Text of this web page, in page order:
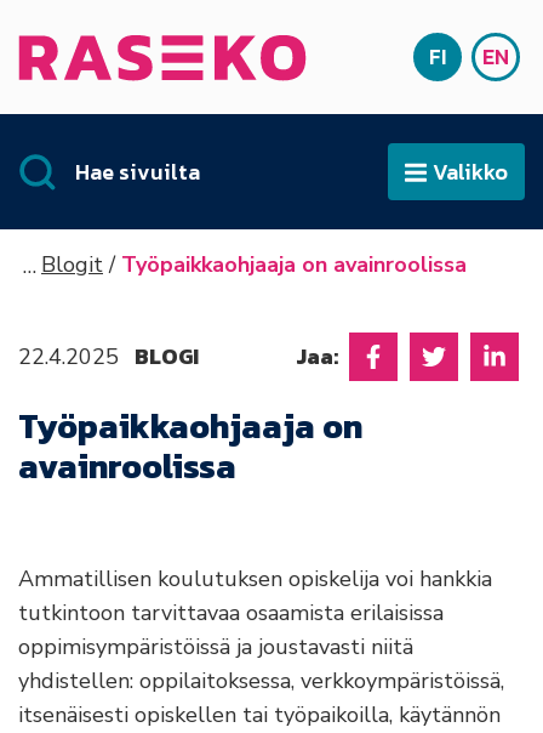
Etusivu SUOMI
FI EN
Hae sivuilta AvaaValikko
Blogit Työpaikkaohjaaja on avainroolissa
22.4.2025 BLOGI Jaa: Jaa Facebookissa
Jaa Jaa
Työpaikkaohjaaja on
avainroolissa
Ammatillisen koulutuksen opiskelija voi hankkia
tutkintoon tarvittavaa osaamista erilaisissa
oppimisympäristöissä ja joustavasti niitä
yhdistellen: oppilaitoksessa, verkkoympäristöissä,
itsenäisesti opiskellen tai työpaikoilla, käytännön